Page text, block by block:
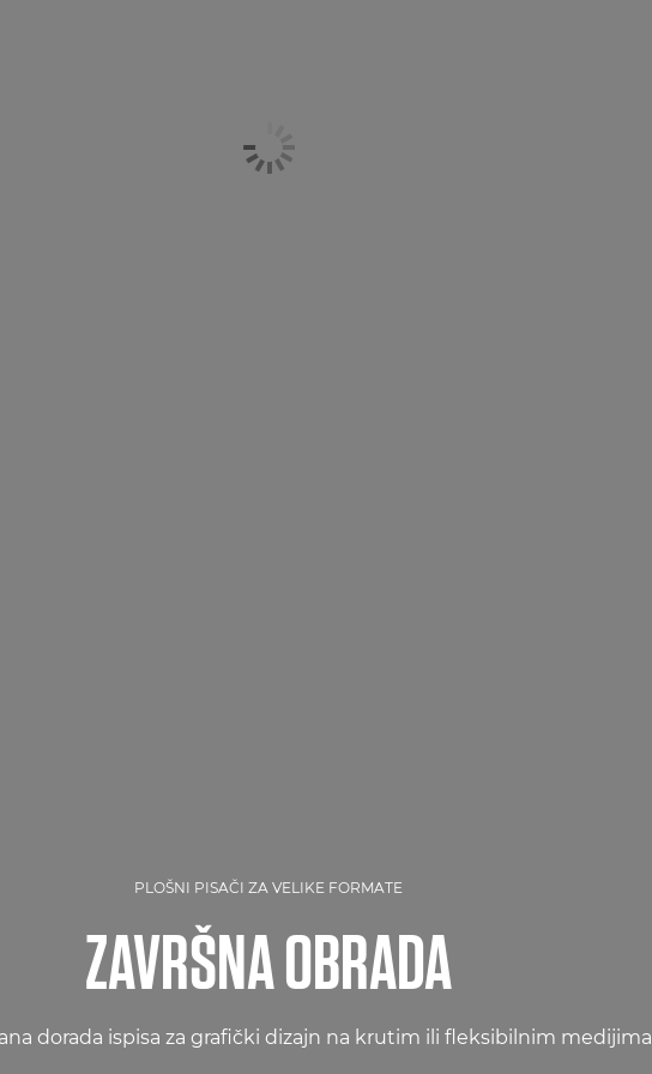
PLOŠNI PISAČI ZA VELIKE FORMATE
ZAVRŠNA OBRADA
dorada ispisa za grafički dizajn na krutim ili fleksibilnim medijima